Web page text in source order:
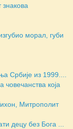
морал, губи
Србије из 1999....
која
Митрополит
децу без Бога ...